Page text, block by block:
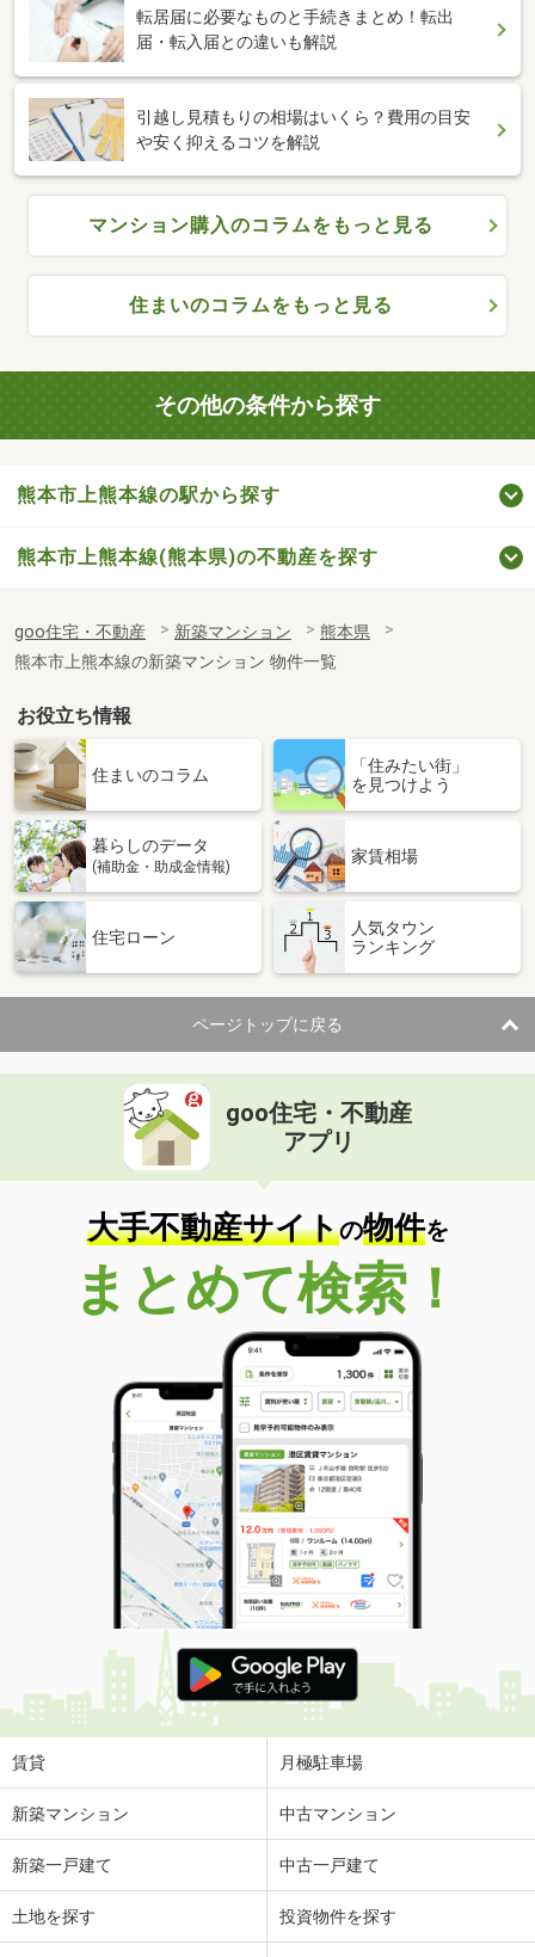
転居届に必要なものと手続きまとめ！転出
届・転入届との違いも解説
引越し見積もりの相場はいくら？費用の目安
や安く抑えるコツを解説
マンション購入のコラムをもっと見る
住まいのコラムをもっと見る
その他の条件から探す
熊本市上熊本線の駅から探す
熊本市上熊本線(熊本県)の不動産を探す
goo住宅・不動産 新築マンション
熊本県
熊本市上熊本線の新築マンション 物件一覧
お役立ち情報
住まいのコラム
「住みたい街」
を見つけよう
暮らしのデータ
(補助金・助成金情報)
家賃相場
住宅ローン
人気タウン
ランキング
ページトップに戻る
goo住宅・不動産
アプリ
大手不動産サイトの物件を
まとめて検索！
賃貸 月極駐車場
新築マンション 中古マンション
新築一戸建て 中古一戸建て
土地を探す 投資物件を探す